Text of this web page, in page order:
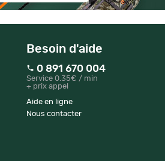
Besoin d'aide
0 891 670 004
Service 0.35€ / min
+ prix appel
Aide en ligne
Nous contacter